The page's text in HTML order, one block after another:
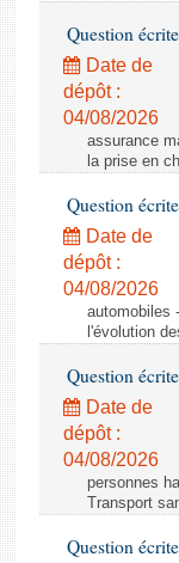
Question
Date de
dépôt :
04/08/2026
assurance
la prise en
Question
Date de
dépôt :
04/08/2026
automobiles
l'évolution
Question
Date de
dépôt :
04/08/2026
personnes
Transport
Question